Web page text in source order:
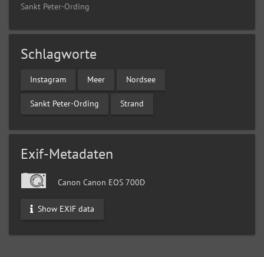
Sankt Peter-Ording
Schlagworte
Instagram Meer Nordsee
Sankt Peter-Ording Strand
Exif-Metadaten
Canon Canon EOS 700D
Show EXIF data